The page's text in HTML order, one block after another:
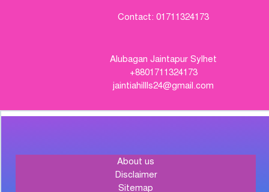
Contact: 01711324173
Alubagan Jaintapur Sylhet
+8801711324173
jaintiahillls24@gmail.com
About us
Disclaimer
Sitemap